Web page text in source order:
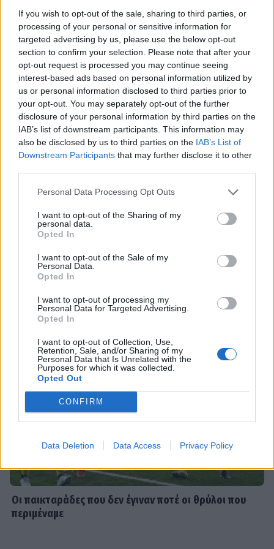
If you wish to opt-out of the sale, sharing to third parties, or
processing of your personal or sensitive information for
targeted advertising by us, please use the below opt-out
section to confirm your selection. Please note that after your
opt-out request is processed you may continue seeing
interest-based ads based on personal information utilized by
us or personal information disclosed to third parties prior to
your opt-out. You may separately opt-out of the further
disclosure of your personal information by third parties on the
IAB’s list of downstream participants. This information may
also be disclosed by us to third parties on the IAB’s List of
Downstream Participants that may further disclose it to other
Personal Data Processing Opt Outs
I want to opt-out of the Sharing of my
personal data.
Opted In
I want to opt-out of the Sale of my
Personal Data.
Opted In
I want to opt-out of processing my
Personal Data for Targeted Advertising.
Opted In
I want to opt-out of Collection, Use,
Retention, Sale, and/or Sharing of my
Personal Data that Is Unrelated with the
Purposes for which it was collected.
Opted Out
CONFIRM
Data Deletion Data Access Privacy Policy
SHOWBIZ
«Τον είδα μπροστά μου, λαμπερό…»
- Πώς η Αγγελική Ηλιάδη είδε τον
Χριστό και έζησε το θαύμα
SHOWBIZ
Ξέσπασε η Ναταλί Κάκκαβα: «Πόσο
ενοχλητικοί μπορείτε να γίνετε;»
Τροχαίο ατύχημα για τον Mike
Από την εκκλησία στην ξαπλώστρα:
Η εντυπωσιακή πόζα της
προσκύνημα
Πίσω από τις γραμμές: Η ημερομηνία
της πρεμιέρας
SHOWBIZ
Κρατερός Κατσούλης: «Δεν υπάρχει
πολύς χρόνος για προσωπική ζωή»
DPG NETWORK
Τι είναι το «σύννεφο φωτιάς» -pyrocumulus ή
πυροσωρείτης: Δείτε βίντεο της πυρκαγιάς στον
Κιθαιρώνα
Οι παικταράδες που δεν έγιναν ποτέ οι θρύλοι που
περιμέναμε